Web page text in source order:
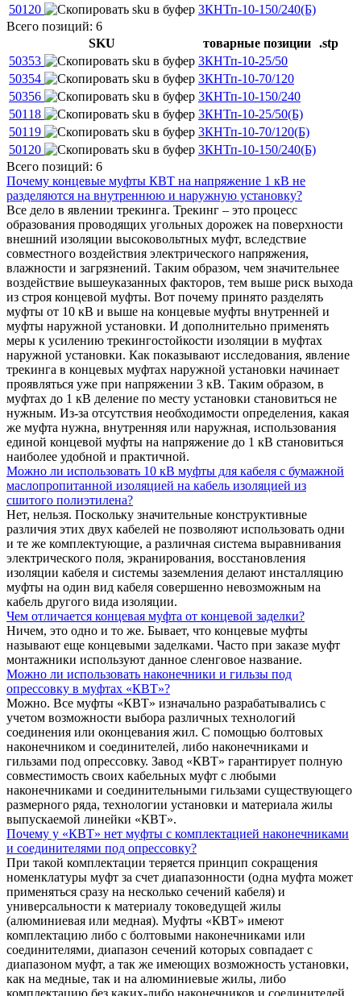
50120
3КНТп-10-150/240(Б)
Всего позиций: 6
SKU
товарные позиции .stp
50353
3КНТп-10-25/50
50354
3КНТп-10-70/120
50356
3КНТп-10-150/240
50118
3КНТп-10-25/50(Б)
50119
3КНТп-10-70/120(Б)
50120
3КНТп-10-150/240(Б)
Всего позиций: 6
Почему концевые муфты КВТ на напряжение 1 кВ не
разделяются на внутреннюю и наружную установку?
Все дело в явлении трекинга. Трекинг – это процесс
образования проводящих угольных дорожек на поверхности
внешний изоляции высоковольтных муфт, вследствие
совместного воздействия электрического напряжения,
влажности и загрязнений. Таким образом, чем значительнее
воздействие вышеуказанных факторов, тем выше риск выхода
из строя концевой муфты. Вот почему принято разделять
муфты от 10 кВ и выше на концевые муфты внутренней и
муфты наружной установки. И дополнительно применять
меры к усилению трекингостойкости изоляции в муфтах
наружной установки. Как показывают исследования, явление
трекинга в концевых муфтах наружной установки начинает
проявляться уже при напряжении 3 кВ. Таким образом, в
муфтах до 1 кВ деление по месту установки становиться не
нужным. Из-за отсутствия необходимости определения, какая
же муфта нужна, внутренняя или наружная, использования
единой концевой муфты на напряжение до 1 кВ становиться
наиболее удобной и практичной.
Можно ли использовать 10 кВ муфты для кабеля с бумажной
маслопропитанной изоляцией на кабель изоляцией из
сшитого полиэтилена?
Нет, нельзя. Поскольку значительные конструктивные
различия этих двух кабелей не позволяют использовать одни
и те же комплектующие, а различная система выравнивания
электрического поля, экранирования, восстановления
изоляции кабеля и системы заземления делают инсталляцию
муфты на один вид кабеля совершенно невозможным на
кабель другого вида изоляции.
Чем отличается концевая муфта от концевой заделки?
Ничем, это одно и то же. Бывает, что концевые муфты
называют еще концевыми заделками. Часто при заказе муфт
монтажники используют данное сленговое название.
Можно ли использовать наконечники и гильзы под
опрессовку в муфтах «КВТ»?
Можно. Все муфты «КВТ» изначально разрабатывались с
учетом возможности выбора различных технологий
соединения или оконцевания жил. С помощью болтовых
наконечником и соединителей, либо наконечниками и
гильзами под опрессовку. Завод «КВТ» гарантирует полную
совместимость своих кабельных муфт с любыми
наконечниками и соединительными гильзами существующего
размерного ряда, технологии установки и материала жилы
выпускаемой линейки «КВТ».
Почему у «КВТ» нет муфты с комплектацией наконечниками
и соединителями под опрессовку?
При такой комплектации теряется принцип сокращения
номенклатуры муфт за счет диапазонности (одна муфта может
применяться сразу на несколько сечений кабеля) и
универсальности к материалу токоведущей жилы
(алюминиевая или медная). Муфты «КВТ» имеют
комплектацию либо с болтовыми наконечниками или
соединителями, диапазон сечений которых совпадает с
диапазоном муфт, а так же имеющих возможность установки,
как на медные, так и на алюминиевые жилы, либо